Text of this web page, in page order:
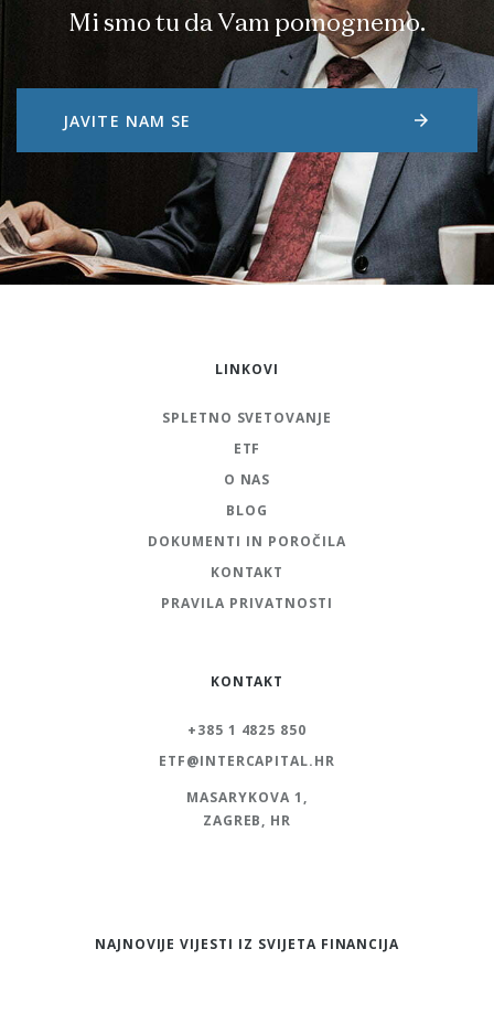
Mi smo tu da Vam pomognemo.
JAVITE NAM SE arrow_forward
LINKOVI
SPLETNO SVETOVANJE
ETF
O NAS
BLOG
DOKUMENTI IN POROČILA
KONTAKT
PRAVILA PRIVATNOSTI
KONTAKT
+385 1 4825 850
ETF@INTERCAPITAL.HR
MASARYKOVA 1,
ZAGREB, HR
NAJNOVIJE VIJESTI IZ SVIJETA FINANCIJA